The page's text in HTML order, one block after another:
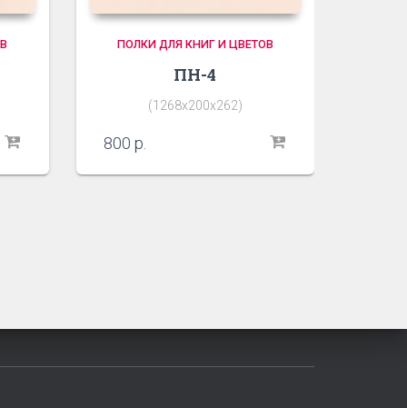
ПОЛКИ ДЛЯ КНИГ И ЦВЕТОВ
ПН-4
(1268х200х262)
800 р.